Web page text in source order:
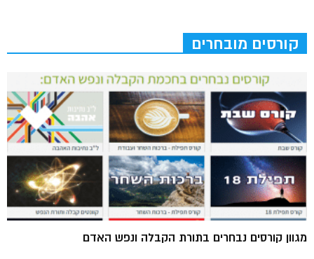
קורסים מובחרים
מגוון קורסים נבחרים בתורת הקבלה ונפש האדם